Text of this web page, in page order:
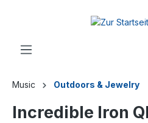
Music Outdoors & Jewelry
Incredible Iron